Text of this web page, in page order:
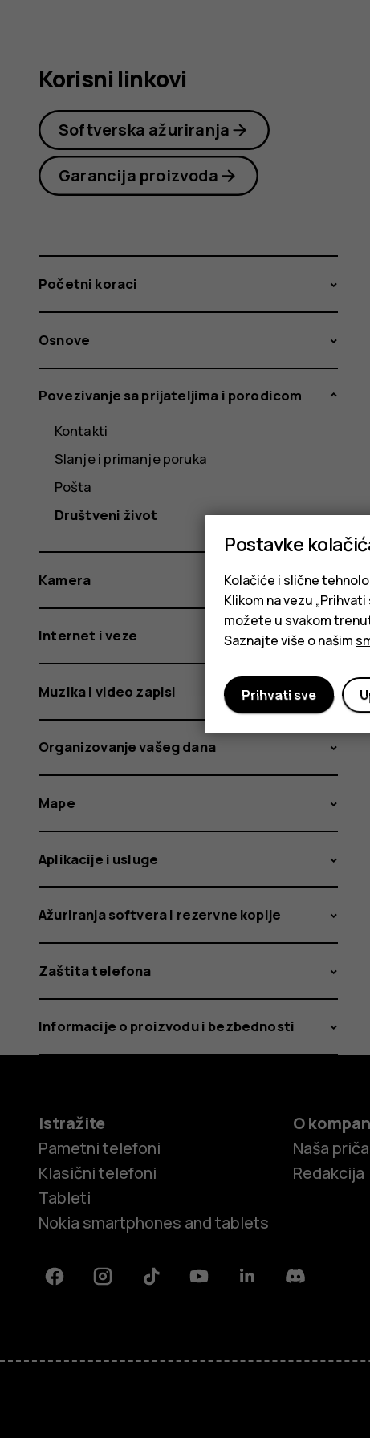
Korisni linkovi
Softverska ažuriranja
Garancija proizvoda
Početni koraci
Osnove
Povezivanje sa prijateljima i porodicom
Kontakti
Slanje i primanje poruka
Pošta
Društveni život
Kamera
Internet i veze
Muzika i video zapisi
Organizovanje vašeg dana
Mape
Aplikacije i usluge
Ažuriranja softvera i rezervne kopije
Zaštita telefona
Informacije o proizvodu i bezbednosti
Istražite
Pametni telefoni
Klasični telefoni
Tableti
Nokia smartphones and tablets
O
Naša priča
Redakcija
FacebookInstagramTiktok YoutubeLinkedinDiscord
Postavke
Kolačiće i slične
Klikom na vezu
možete u svakom
Saznajte više o našim
Prihvati sve